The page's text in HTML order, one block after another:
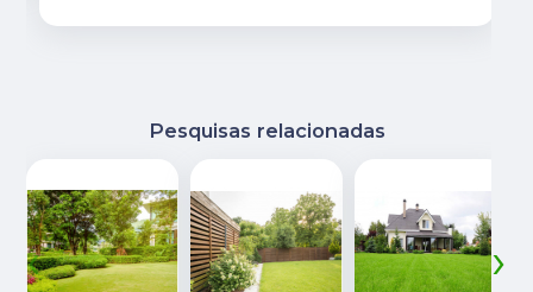
Pesquisas relacionadas
‹ ›